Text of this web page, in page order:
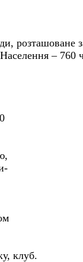
розташоване
– 760
клуб.